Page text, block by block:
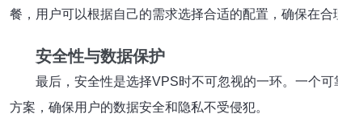
餐，用户可以根据自己的需求选择合适的配置，确保在合
安全性与数据保护
最后，安全性是选择VPS时不可忽视的一环。一个
方案，确保用户的数据安全和隐私不受侵犯。